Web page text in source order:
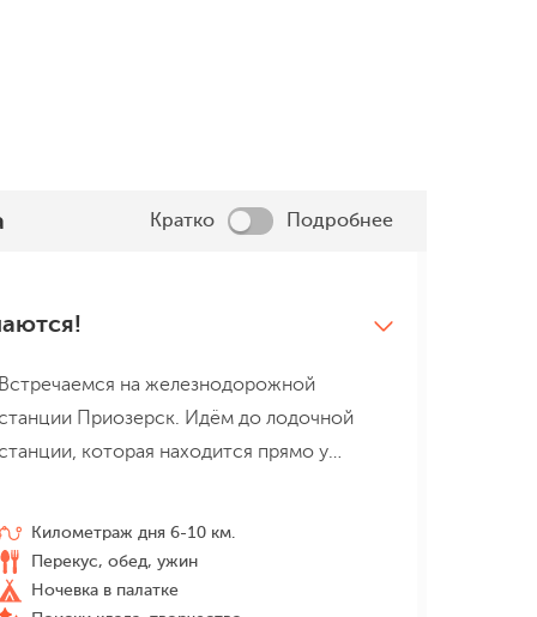
Кратко Подробнее
Встречаемся на железнодорожной
Приозерск. Идём до лодочной
которая находится прямо у
байдарки и идём среди островов до нашей
стоянки. После вкусного обеда
Километраж дня 6-10 км.
Перекус, обед, ужин
Ночевка в палатке